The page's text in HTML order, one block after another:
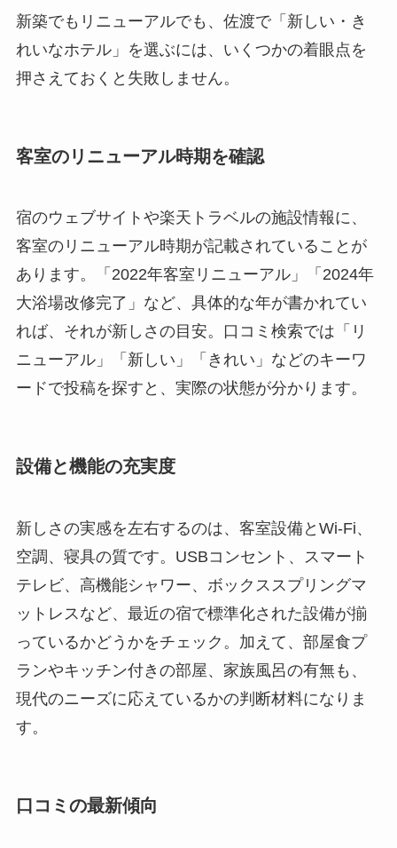
新築でもリニューアルでも、佐渡で「新しい・き
れいなホテル」を選ぶには、いくつかの着眼点を
押さえておくと失敗しません。
客室のリニューアル時期を確認
宿のウェブサイトや楽天トラベルの施設情報に、
客室のリニューアル時期が記載されていることが
あります。「2022年客室リニューアル」「2024年
大浴場改修完了」など、具体的な年が書かれてい
れば、それが新しさの目安。口コミ検索では「リ
ニューアル」「新しい」「きれい」などのキーワ
ードで投稿を探すと、実際の状態が分かります。
設備と機能の充実度
新しさの実感を左右するのは、客室設備とWi-Fi、
空調、寝具の質です。USBコンセント、スマート
テレビ、高機能シャワー、ボックススプリングマ
ットレスなど、最近の宿で標準化された設備が揃
っているかどうかをチェック。加えて、部屋食プ
ランやキッチン付きの部屋、家族風呂の有無も、
現代のニーズに応えているかの判断材料になりま
す。
口コミの最新傾向